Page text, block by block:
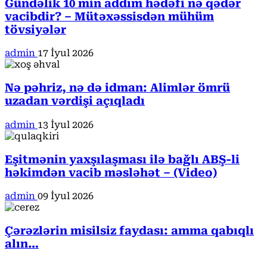
Gündəlik 10 min addım hədəfi nə qədər
vacibdir? – Mütəxəssisdən mühüm
tövsiyələr
admin 17 İyul 2026
Nə pəhriz, nə də idman: Alimlər ömrü
uzadan vərdişi açıqladı
admin 13 İyul 2026
Eşitmənin yaxşılaşması ilə bağlı ABŞ-li
həkimdən vacib məsləhət – (Video)
admin 09 İyul 2026
Çərəzlərin misilsiz faydası: amma qabıqlı
alın…